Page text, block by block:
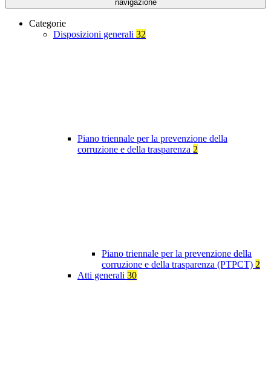
navigazione
Categorie
Disposizioni generali 32
Piano triennale per la prevenzione della
corruzione e della trasparenza 2
Piano triennale per la prevenzione della
corruzione e della trasparenza (PTPCT) 2
Atti generali 30